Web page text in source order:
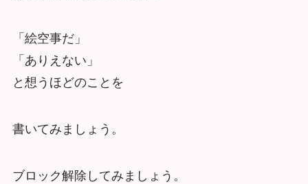
「絵空事だ」
「ありえない」
と想うほどのことを
書いてみましょう。
ブロック解除してみましょう。